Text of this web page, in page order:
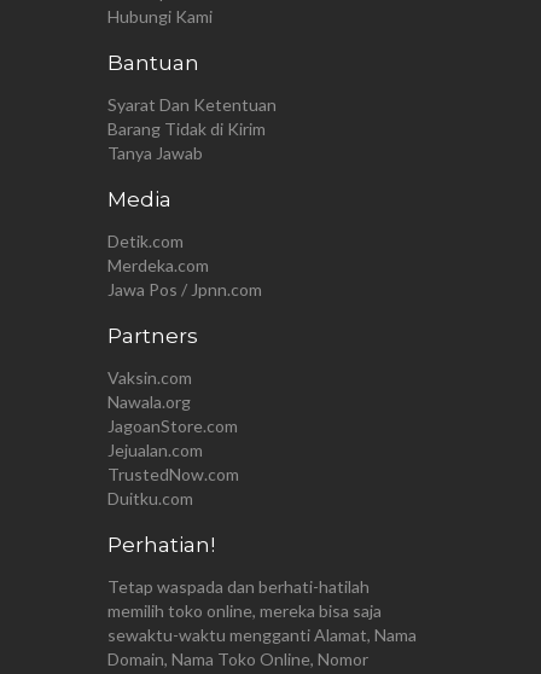
Hubungi Kami
Bantuan
Syarat Dan Ketentuan
Barang Tidak di Kirim
Tanya Jawab
Media
Detik.com
Merdeka.com
Jawa Pos / Jpnn.com
Partners
Vaksin.com
Nawala.org
JagoanStore.com
Jejualan.com
TrustedNow.com
Duitku.com
Perhatian!
Tetap waspada dan berhati-hatilah
memilih toko online, mereka bisa saja
sewaktu-waktu mengganti Alamat, Nama
Domain, Nama Toko Online, Nomor